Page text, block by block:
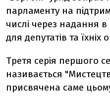
парламенту на
числі через надання
для депутатів та їхніх
Третя серія першого
називається
присвячена саме